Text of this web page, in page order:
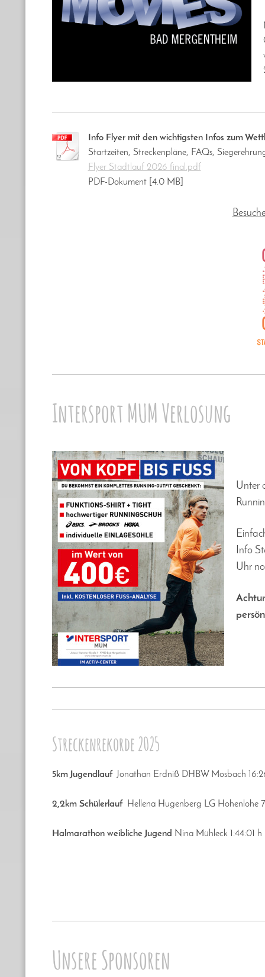
Info Flyer mit den wichtigsten Infos zum
Startzeiten, Streckenpläne, FAQs,
Flyer Stadtlauf 2026 final.pdf
PDF-Dokument [4.0 MB]
Intersport MUM Verlosung
Unter
Info
Uhr
Streckenrekorde 2025
5km Jugendlauf Jonathan Erdniß DHBW Mosbach
2,2km Schülerlauf Hellena Hugenberg LG Hohenlohe
Halmarathon weibliche Jugend Nina Mühleck 1:44:01 h
Unsere Sponsoren